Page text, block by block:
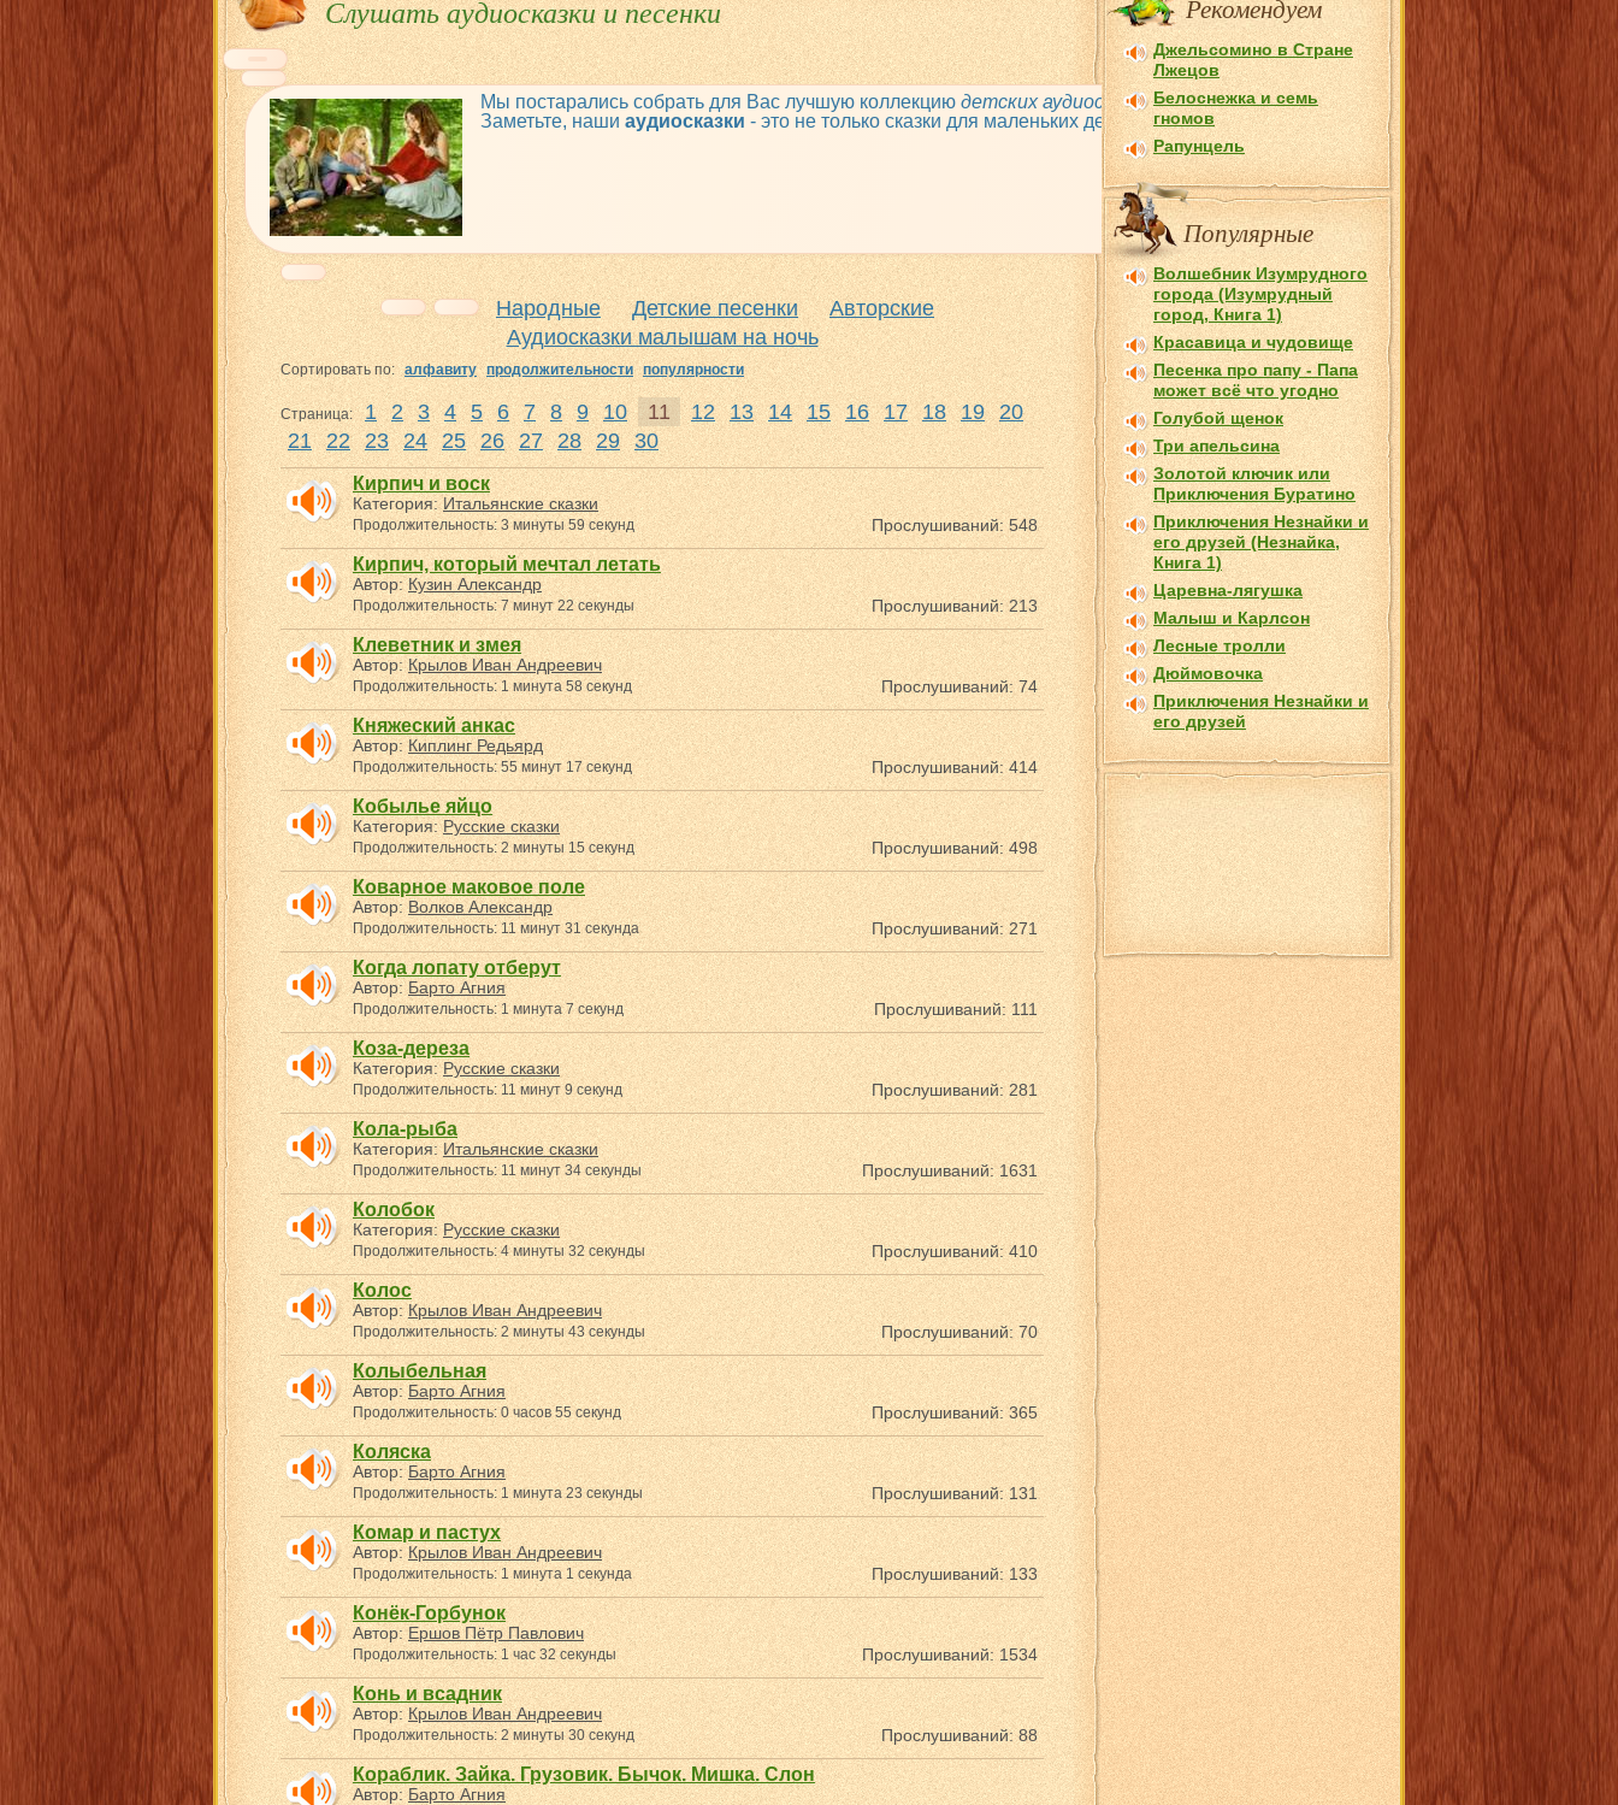
Рекомендуем
Джельсомино в Стране
Лжецов
Белоснежка и семь
гномов
Рапунцель
Популярные
Волшебник Изумрудного
города (Изумрудный
город, Книга 1)
Красавица и чудовище
Песенка про папу - Папа
может всё что угодно
Голубой щенок
Три апельсина
Золотой ключик или
Приключения Буратино
Приключения Незнайки и
его друзей (Незнайка,
Книга 1)
Царевна-лягушка
Малыш и Карлсон
Лесные тролли
Дюймовочка
Приключения Незнайки и
его друзей
Слушать аудиосказки и песенки
Мы постарались собрать для Вас лучшую коллекцию детских аудиосказоки песенок, которые Вы можете слушать онлайн или
Заметьте, наши аудиосказки - это не только сказки для маленьких детей, но так же и для взрослых! Потому что у нас
Народные Детские песенки
Авторские
Аудиосказки малышам на ночь
Сортировать по: алфавиту продолжительности популярности
Страница: 1 2 3 4 5 6 7 8 9 10 11 12 13 14 15 16 17 18 19 20
21 22 23 24 25 26 27 28 29 30
Кирпич и воск
Категория:Итальянские сказки
Прослушиваний: 548
Продолжительность: 3 минуты 59 секунд
Кирпич, который мечтал летать
Автор:Кузин Александр
Прослушиваний: 213
Продолжительность: 7 минут 22 секунды
Клеветник и змея
Автор:Крылов Иван Андреевич
Прослушиваний: 74
Продолжительность: 1 минута 58 секунд
Княжеский анкас
Автор:Киплинг Редьярд
Прослушиваний: 414
Продолжительность: 55 минут 17 секунд
Кобылье яйцо
Категория:Русские сказки
Прослушиваний: 498
Продолжительность: 2 минуты 15 секунд
Коварное маковое поле
Автор:Волков Александр
Прослушиваний: 271
Продолжительность: 11 минут 31 секунда
Когда лопату отберут
Автор:Барто Агния
Прослушиваний: 111
Продолжительность: 1 минута 7 секунд
Коза-дереза
Категория:Русские сказки
Прослушиваний: 281
Продолжительность: 11 минут 9 секунд
Кола-рыба
Категория:Итальянские сказки
Прослушиваний: 1631
Продолжительность: 11 минут 34 секунды
Колобок
Категория:Русские сказки
Прослушиваний: 410
Продолжительность: 4 минуты 32 секунды
Колос
Автор:Крылов Иван Андреевич
Прослушиваний: 70
Продолжительность: 2 минуты 43 секунды
Колыбельная
Автор:Барто Агния
Прослушиваний: 365
Продолжительность: 0 часов 55 секунд
Коляска
Автор:Барто Агния
Прослушиваний: 131
Продолжительность: 1 минута 23 секунды
Комар и пастух
Автор:Крылов Иван Андреевич
Прослушиваний: 133
Продолжительность: 1 минута 1 секунда
Конёк-Горбунок
Автор:Ершов Пётр Павлович
Прослушиваний: 1534
Продолжительность: 1 час 32 секунды
Конь и всадник
Автор:Крылов Иван Андреевич
Прослушиваний: 88
Продолжительность: 2 минуты 30 секунд
Кораблик. Зайка. Грузовик. Бычок. Мишка. Слон
Автор:Барто Агния